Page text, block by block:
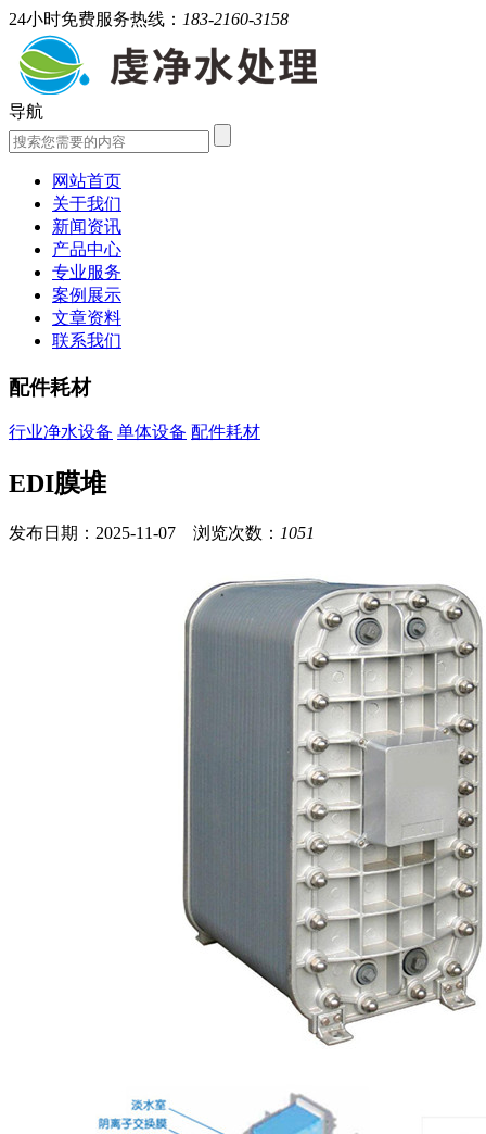
24小时免费服务热线： 183-2160-3158
导航
网站首页
关于我们
新闻资讯
产品中心
专业服务
案例展示
文章资料
联系我们
配件耗材
行业净水设备 单体设备 配件耗材
EDI膜堆
发布日期：2025-11-07 浏览次数： 1051